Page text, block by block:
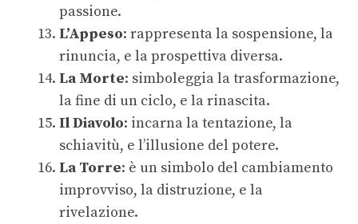
passione.
L’Appeso: rappresenta la sospensione, la
rinuncia, e la prospettiva diversa.
La Morte: simboleggia la trasformazione,
la fine di un ciclo, e la rinascita.
Il Diavolo: incarna la tentazione, la
schiavitù, e l’illusione del potere.
La Torre: è un simbolo del cambiamento
improvviso, la distruzione, e la
rivelazione.